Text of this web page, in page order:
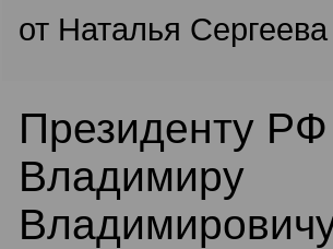
от Наталья Сергеева
Президенту
Владимиру